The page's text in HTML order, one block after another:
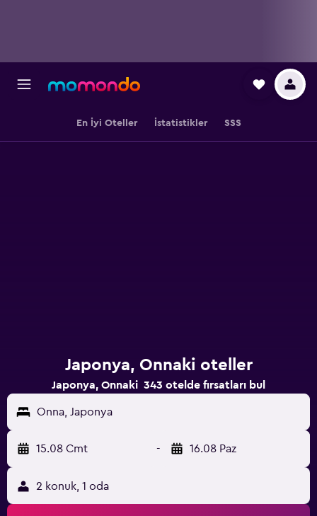
En İyi Oteller İstatistikler SSS
Japonya, Onnaki oteller
Japonya, Onnaki 343 otelde fırsatları bul
Onna, Japonya
15.08 Cmt - 16.08 Paz
2 konuk, 1 oda